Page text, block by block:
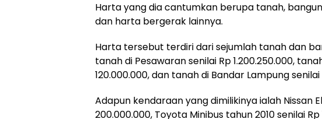
Harta yang dia cantumkan berupa tanah,
dan harta bergerak lainnya.
Harta tersebut terdiri dari sejumlah tanah dan
tanah di Pesawaran senilai Rp 1.200.250.000,
120.000.000, dan tanah di Bandar Lampung
Adapun kendaraan yang dimilikinya ialah Nissan
200.000.000, Toyota Minibus tahun 2010 senilai